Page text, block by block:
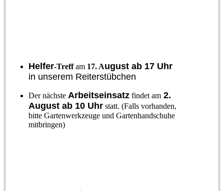
Helfer-Treffam 17. August ab 17 Uhr
in unserem Reiterstübchen
Der nächste Arbeitseinsatz findet am 2.
August ab 10 Uhr statt. (Falls vorhanden,
bitte Gartenwerkzeuge und Gartenhandschuhe
mitbringen)